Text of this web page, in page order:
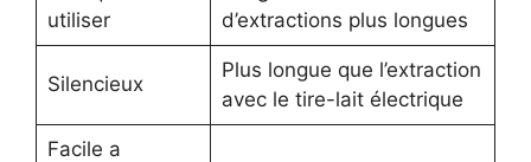
utiliser
d’extractions plus longues
Silencieux
Plus longue que l’extraction
avec le tire-lait électrique
Facile a